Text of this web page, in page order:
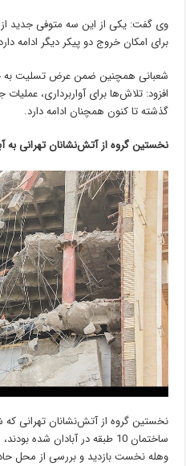
وی گفت: یکی از این سه متوفی جدید
برای امکان خروج دو پیکر دیگر ادامه
شعبانی همچنین ضمن عرض تسلیت به
‌افزود: تلاش‌ها برای آواربرداری‌،
گذشته تا کنون همچنان ادامه دارد.
نخستین گروه از آتش‌نشانان تهرانی به
نخستین گروه از آتش‌نشانان تهرانی
ساختمان 10 طبقه در آبادان
وهله نخست بازدید و بررسی از محل